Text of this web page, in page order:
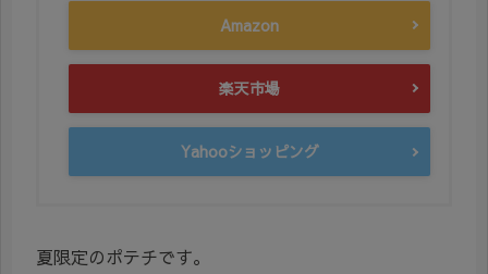
Amazon
楽天市場
Yahooショッピング
夏限定のポテチです。